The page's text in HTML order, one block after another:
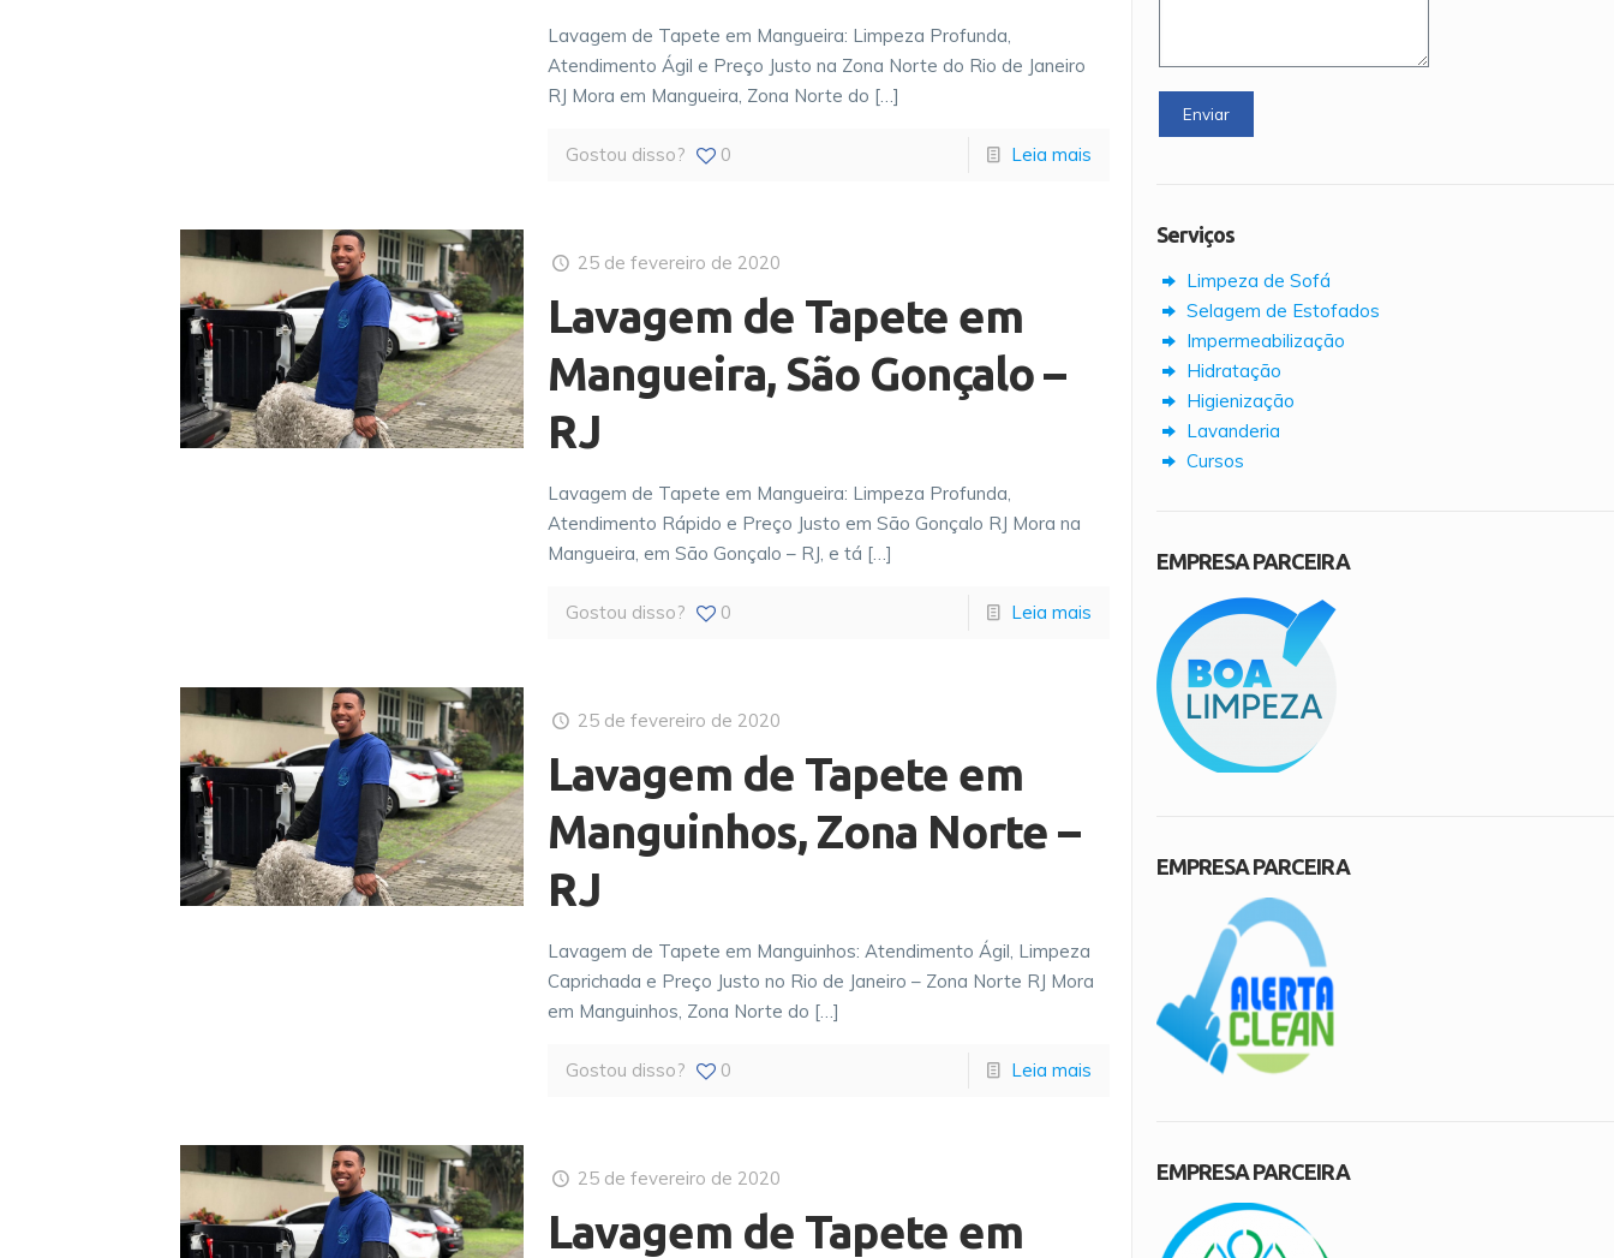
Lavagem de Tapete em Mangueira: Limpeza Profunda,
Atendimento Ágil e Preço Justo na Zona Norte do Rio de Janeiro
RJ Mora em Mangueira, Zona Norte do […]
Gostou disso? 0 Leia mais
25 de fevereiro de 2020
Lavagem de Tapete em
Mangueira, São Gonçalo –
RJ
Lavagem de Tapete em Mangueira: Limpeza Profunda,
Atendimento Rápido e Preço Justo em São Gonçalo RJ Mora na
Mangueira, em São Gonçalo – RJ, e tá […]
Gostou disso? 0 Leia mais
25 de fevereiro de 2020
Lavagem de Tapete em
Manguinhos, Zona Norte –
RJ
Lavagem de Tapete em Manguinhos: Atendimento Ágil, Limpeza
Caprichada e Preço Justo no Rio de Janeiro – Zona Norte RJ Mora
em Manguinhos, Zona Norte do […]
Gostou disso? 0 Leia mais
25 de fevereiro de 2020
Lavagem de Tapete em
Serviços
Limpeza de Sofá
Selagem de Estofados
Impermeabilização
Hidratação
Higienização
Lavanderia
Cursos
EMPRESA PARCEIRA
EMPRESA PARCEIRA
EMPRESA PARCEIRA